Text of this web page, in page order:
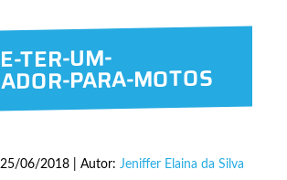
TER-UM-
PARA-MOTOS
25/06/2018 | Autor: Jeniffer Elaina da Silva